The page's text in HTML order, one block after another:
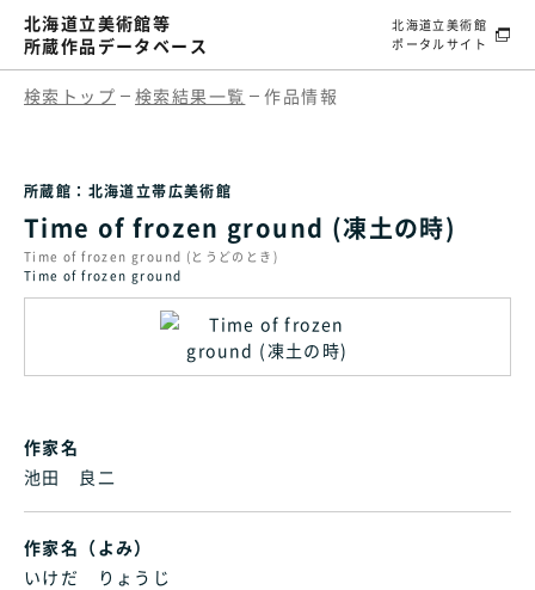
北海道立美術館等
所蔵作品データベース
北海道立美術館
ポータルサイト
検索トップ 検索結果一覧 作品情報
所蔵館：北海道立帯広美術館
Time of frozen ground (凍土の時)
Time of frozen ground (とうどのとき)
Time of frozen ground
作家名
池田 良二
作家名（よみ）
いけだ りょうじ